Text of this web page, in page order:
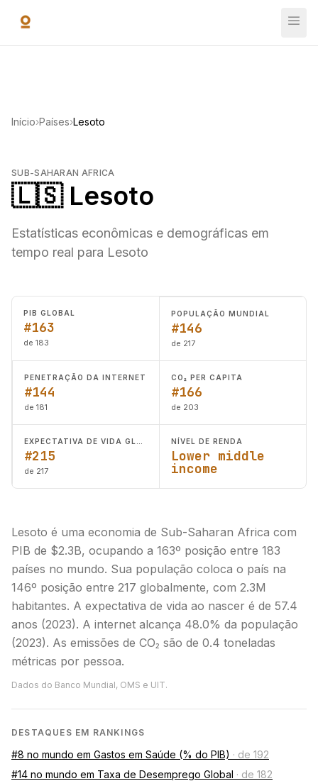
Início›Países›Lesoto
SUB-SAHARAN AFRICA
🇱🇸 Lesoto
Estatísticas econômicas e demográficas em
tempo real para Lesoto
PIB GLOBAL
#163
de 183
POPULAÇÃO MUNDIAL
#146
de 217
PENETRAÇÃO DA INTERNET
#144
de 181
CO₂ PER CAPITA
#166
de 203
#215
de 217
NÍVEL DE RENDA
Lower middle
income
Lesoto é uma economia de Sub-Saharan Africa com
PIB de $2.3B, ocupando a 163º posição entre 183
países no mundo. Sua população coloca o país na
146º posição entre 217 globalmente, com 2.3M
habitantes. A expectativa de vida ao nascer é de 57.4
anos (2023). A internet alcança 48.0% da população
(2023). As emissões de CO₂ são de 0.4 toneladas
métricas por pessoa.
Dados do Banco Mundial, OMS e UIT.
DESTAQUES EM RANKINGS
#8 no mundo em Gastos em Saúde (% do PIB) · de 192
#14 no mundo em Taxa de Desemprego Global · de 182